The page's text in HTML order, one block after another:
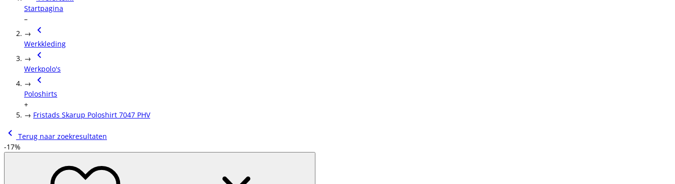
Startpagina
–
→
Werkkleding
→
Werkpolo's
→
Poloshirts
+
→ Fristads Skarup Poloshirt 7047 PHV
Terug naar zoekresultaten
-17%